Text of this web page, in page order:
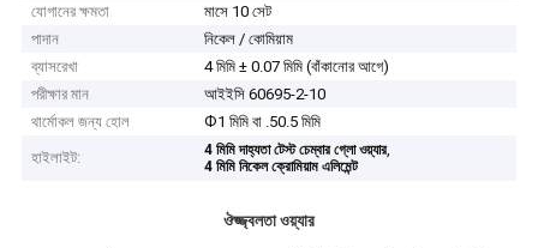
যোগানের ক্ষমতা
মাসে 10 সেট
পাদান
নিকেল / কোমিয়াম
ব্যাসরেখা
4 মিমি ± 0.07 মিমি (বাঁকানোর আগে)
পরীক্ষার মান
আইইসি 60695-2-10
থার্মোকল জন্য হোল
Ф1 মিমি বা .50.5 মিমি
হাইলাইট:
4 মিমি দাহ্যতা টেস্ট চেম্বার গ্লো ওয়্যার,
4 মিমি নিকেল ক্রোমিয়াম এলিমেন্ট
ঔজ্জ্বলতা ওয়্যার